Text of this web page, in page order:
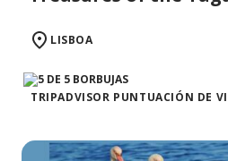
LISBOA
TRIPADVISOR PUNTUACIÓN DE